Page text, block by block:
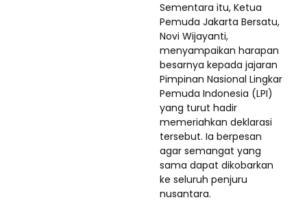
Sementara itu, Ketua
Pemuda Jakarta Bersatu,
Novi Wijayanti,
menyampaikan harapan
besarnya kepada jajaran
Pimpinan Nasional Lingkar
Pemuda Indonesia (LPI)
yang turut hadir
memeriahkan deklarasi
tersebut. Ia berpesan
agar semangat yang
sama dapat dikobarkan
ke seluruh penjuru
nusantara.